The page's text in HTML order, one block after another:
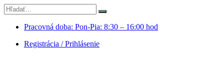
Pracovná doba: Pon-Pia: 8:30 – 16:00 hod
Registrácia / Prihlásenie